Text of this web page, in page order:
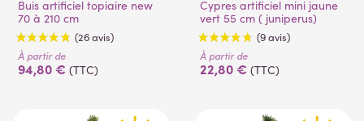
Buis artificiel topiaire new
70 à 210 cm
À partir de
94,80 € (TTC)
Cypres artificiel mini jaune
vert 55 cm ( juniperus)
À partir de
22,80 € (TTC)